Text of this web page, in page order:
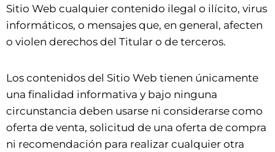
Sitio Web cualquier contenido ilegal o ilícito, virus
informáticos, o mensajes que, en general, afecten
o violen derechos del Titular o de terceros.
Los contenidos del Sitio Web tienen únicamente
una finalidad informativa y bajo ninguna
circunstancia deben usarse ni considerarse como
oferta de venta, solicitud de una oferta de compra
ni recomendación para realizar cualquier otra